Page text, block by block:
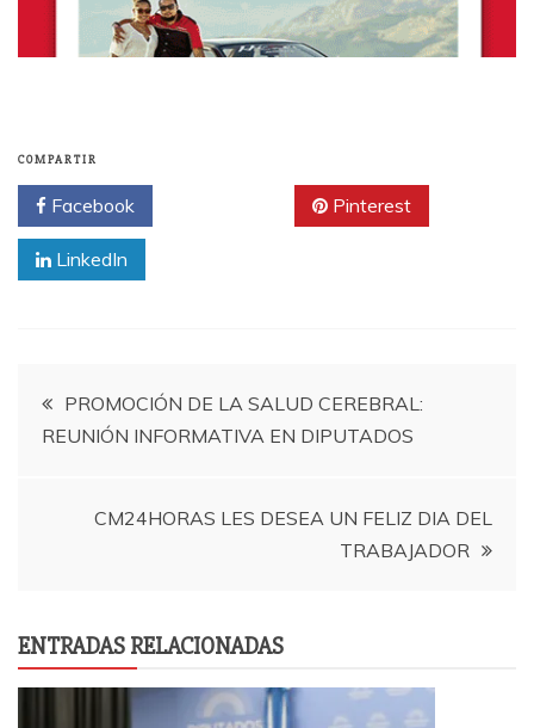
COMPARTIR
Facebook Pinterest
LinkedIn
Navegación
entradas
PROMOCIÓN DE LA SALUD CEREBRAL:
REUNIÓN INFORMATIVA EN DIPUTADOS
CM24HORAS LES DESEA UN FELIZ DIA DEL
TRABAJADOR
ENTRADAS RELACIONADAS